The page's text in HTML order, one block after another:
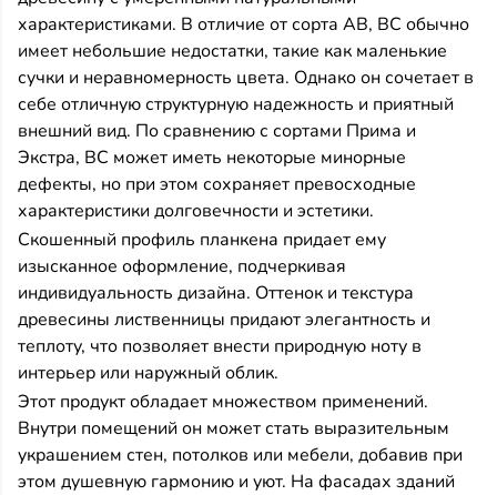
характеристиками. В отличие от сорта AB, BC обычно
имеет небольшие недостатки, такие как маленькие
сучки и неравномерность цвета. Однако он сочетает в
себе отличную структурную надежность и приятный
внешний вид. По сравнению с сортами Прима и
Экстра, BC может иметь некоторые минорные
дефекты, но при этом сохраняет превосходные
характеристики долговечности и эстетики.
Скошенный профиль планкена придает ему
изысканное оформление, подчеркивая
индивидуальность дизайна. Оттенок и текстура
древесины лиственницы придают элегантность и
теплоту, что позволяет внести природную ноту в
интерьер или наружный облик.
Этот продукт обладает множеством применений.
Внутри помещений он может стать выразительным
украшением стен, потолков или мебели, добавив при
этом душевную гармонию и уют. На фасадах зданий